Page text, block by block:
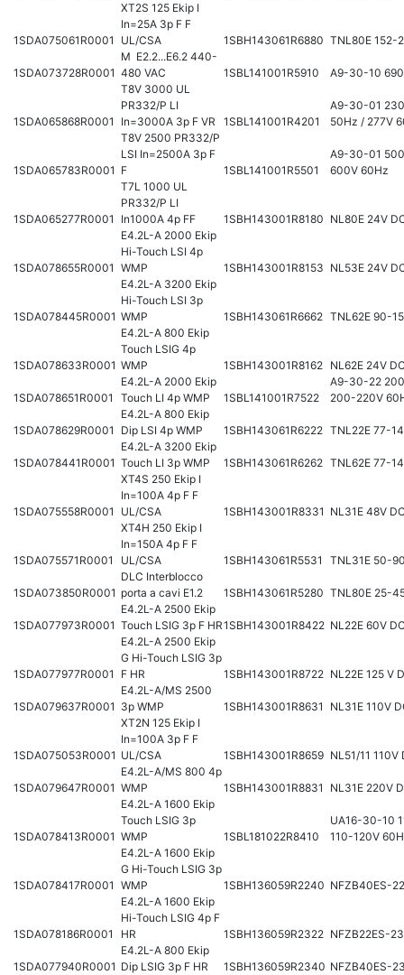
1SDA075061R0001
XT2S 125 Ekip I
In=25A 3p F F
UL/CSA
1SBH143061R6880 TNL80E 152-
1SDA073728R0001
M E2.2...E6.2 440-
480 VAC
1SBL141001R5910 A9-30-10
1SDA065868R0001
T8V 3000 UL
PR332/P LI
In=3000A 3p F VR
1SBL141001R4201
A9-30-01
50Hz / 277V
1SDA065783R0001
T8V 2500 PR332/P
LSI In=2500A 3p F
F
1SBL141001R5501
A9-30-01
600V 60Hz
1SDA065277R0001
T7L 1000 UL
PR332/P LI
In1000A 4p FF
1SBH143001R8180 NL80E 24V
1SDA078655R0001
E4.2L-A 2000 Ekip
Hi-Touch LSI 4p
WMP
1SBH143001R8153 NL53E 24V
1SDA078445R0001
E4.2L-A 3200 Ekip
Hi-Touch LSI 3p
WMP
1SBH143061R6662 TNL62E 90-
1SDA078633R0001
E4.2L-A 800 Ekip
Touch LSIG 4p
WMP
1SBH143001R8162 NL62E 24V
1SDA078651R0001
E4.2L-A 2000 Ekip
Touch LI 4p WMP
1SBL141001R7522
A9-30-22
200-220V
1SDA078629R0001
E4.2L-A 800 Ekip
Dip LSI 4p WMP
1SBH143061R6222 TNL22E 77-
1SDA078441R0001
E4.2L-A 3200 Ekip
Touch LI 3p WMP
1SBH143061R6262 TNL62E 77-
1SDA075558R0001
XT4S 250 Ekip I
In=100A 4p F F
UL/CSA
1SBH143001R8331 NL31E 48V
1SDA075571R0001
XT4H 250 Ekip I
In=150A 4p F F
UL/CSA
1SBH143061R5531 TNL31E 50-
1SDA073850R0001
DLC Interblocco
porta a cavi E1.2
1SBH143061R5280 TNL80E 25-
1SDA077973R0001
E4.2L-A 2500 Ekip
Touch LSIG 3p F HR1SBH143001R8422 NL22E 60V
1SDA077977R0001
E4.2L-A 2500 Ekip
G Hi-Touch LSIG 3p
F HR
1SBH143001R8722 NL22E 125 V
1SDA079637R0001
E4.2L-A/MS 2500
3p WMP
1SBH143001R8631 NL31E 110V
1SDA075053R0001
XT2N 125 Ekip I
In=100A 3p F F
UL/CSA
1SBH143001R8659 NL51/11 110V
1SDA079647R0001
E4.2L-A/MS 800 4p
WMP
1SBH143001R8831 NL31E 220V
1SDA078413R0001
E4.2L-A 1600 Ekip
Touch LSIG 3p
WMP
1SBL181022R8410
UA16-30-10
110-120V
1SDA078417R0001
E4.2L-A 1600 Ekip
G Hi-Touch LSIG 3p
WMP
1SBH136059R2240 NFZB40ES-22
1SDA078186R0001
E4.2L-A 1600 Ekip
Hi-Touch LSIG 4p F
HR
1SBH136059R2322 NFZB22ES-23
1SDA077940R0001
E4.2L-A 800 Ekip
Dip LSIG 3p F HR
1SBH136059R2340 NFZB40ES-